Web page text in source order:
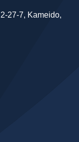
27-7, Kameido,